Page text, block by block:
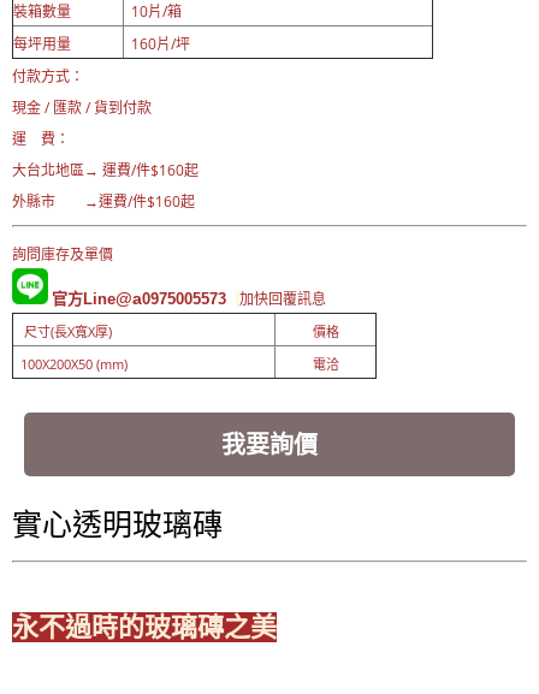
裝箱數量
10片/箱
每坪用量
160片/坪
付款方式：
現金 / 匯款 / 貨到付款
運 費：
大台北地區→ 運費/件$160起
外縣市 →運費/件$160起
詢問庫存及單價
官方Line@a0975005573 加快回覆訊息
尺寸(長X寬X厚)
價格
100X200X50 (mm)
電洽
我要詢價
實心透明玻璃磚
永不過時的玻璃磚之美